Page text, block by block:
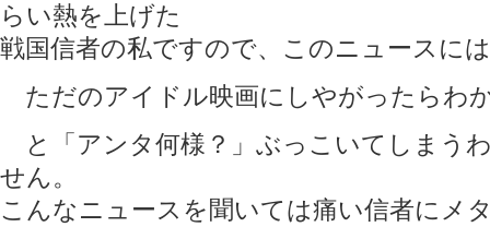
らい熱を上げた
戦国信者の私ですので、このニュースには
ただのアイドル映画にしやがったらわ
と「アンタ何様？」ぶっこいてしまう
せん。
こんなニュースを聞いては痛い信者にメ